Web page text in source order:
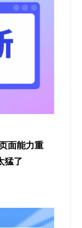
面能力重
猛了